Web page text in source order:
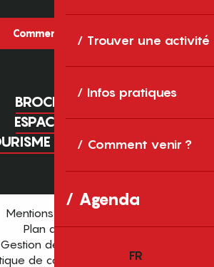
Trouver une activité
Infos pratiques
Comment venir ?
Agenda
FR
Comment venir ?
BROCHURES
ESPACE PRO
D'AFFAIRES
Mentions légales
Plan du site
Gestion des cookies
de confidentialité